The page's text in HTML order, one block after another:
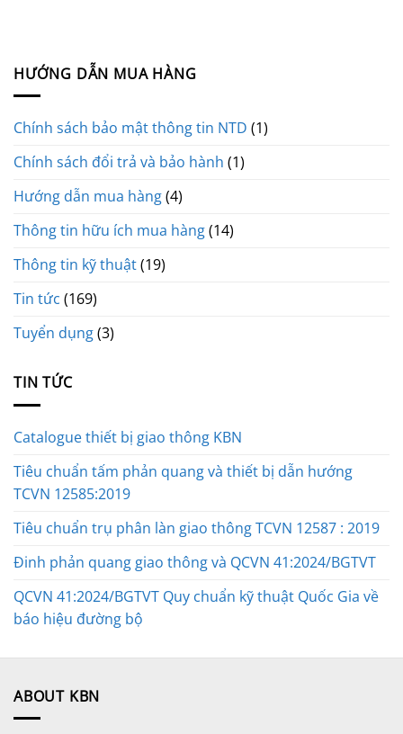
HƯỚNG DẪN MUA HÀNG
Chính sách bảo mật thông tin NTD (1)
Chính sách đổi trả và bảo hành (1)
Hướng dẫn mua hàng(4)
Thông tin hữu ích mua hàng(14)
Thông tin kỹ thuật(19)
Tin tức (169)
Tuyển dụng(3)
TIN TỨC
Catalogue thiết bị giao thông KBN
Tiêu chuẩn tấm phản quang và thiết bị dẫn hướng
TCVN 12585:2019
Tiêu chuẩn trụ phân làn giao thông TCVN 12587 : 2019
Đinh phản quang giao thông và QCVN 41:2024/BGTVT
QCVN 41:2024/BGTVT Quy chuẩn kỹ thuật Quốc Gia về
báo hiệu đường bộ
ABOUT KBN